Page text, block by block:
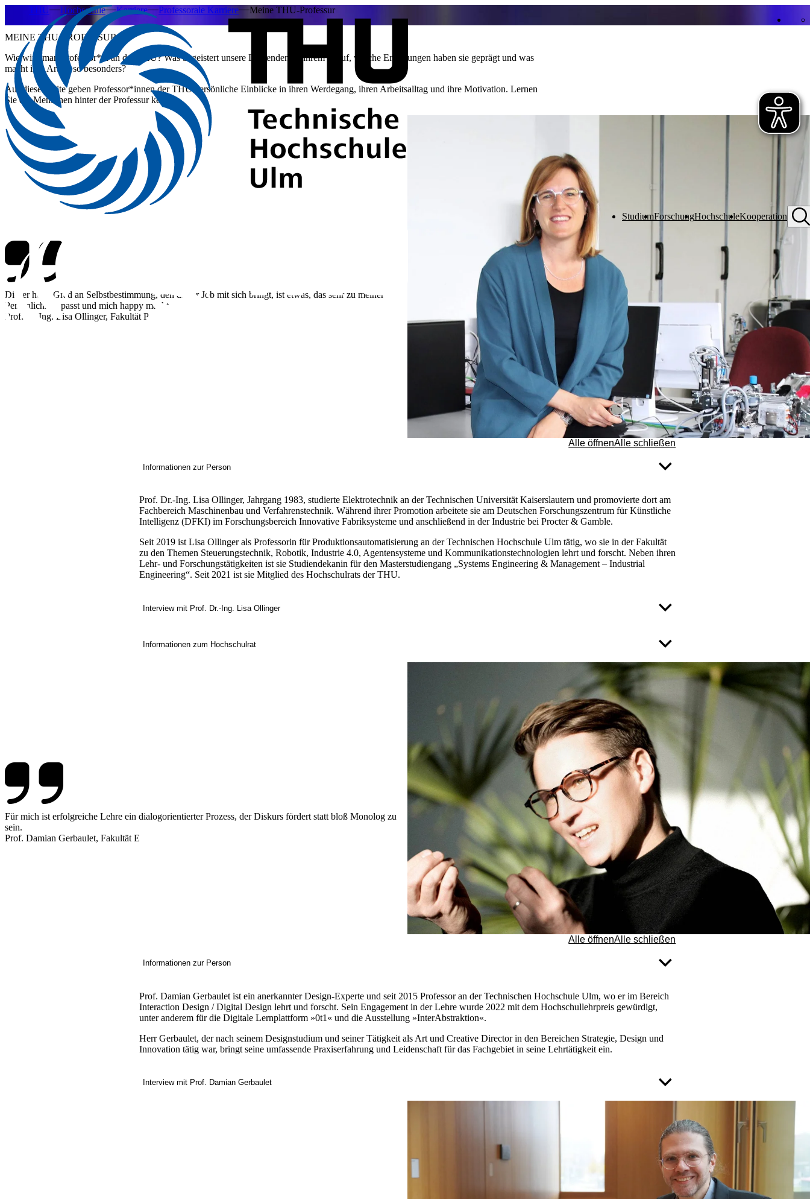
StudiumForschungHochschuleKooperation
THU Hochschule Karriere Professorale Karriere Meine THU-Professur
MEINE THU-PROFESSUR
Wie wird man Professor*in an der THU? Was begeistert unsere Lehrenden an ihrem Beruf, welche Erfahrungen haben sie geprägt und was
macht ihre Arbeit so besonders?
Auf dieser Seite geben Professor*innen der THU persönliche Einblicke in ihren Werdegang, ihren Arbeitsalltag und ihre Motivation. Lernen
Sie die Menschen hinter der Professur kennen.
Dieser hohe Grad an Selbstbestimmung, den dieser Job mit sich bringt, ist etwas, das sehr zu meiner
Persönlichkeit passt und mich happy macht.
Prof.Dr.-Ing. Lisa Ollinger, Fakultät P
Alle öffnenAlle schließen
Informationen zur Person
Prof. Dr.-Ing. Lisa Ollinger, Jahrgang 1983, studierte Elektrotechnik an der Technischen Universität Kaiserslautern und promovierte dort am
Fachbereich Maschinenbau und Verfahrenstechnik. Während ihrer Promotion arbeitete sie am Deutschen Forschungszentrum für Künstliche
Intelligenz (DFKI) im Forschungsbereich Innovative Fabriksysteme und anschließend in der Industrie bei Procter & Gamble.
Seit 2019 ist Lisa Ollinger als Professorin für Produktionsautomatisierung an der Technischen Hochschule Ulm tätig, wo sie in der Fakultät
zu den Themen Steuerungstechnik, Robotik, Industrie 4.0, Agentensysteme und Kommunikationstechnologien lehrt und forscht. Neben ihren
Lehr- und Forschungstätigkeiten ist sie Studiendekanin für den Masterstudiengang „Systems Engineering & Management – Industrial
Engineering“. Seit 2021 ist sie Mitglied des Hochschulrats der THU.
Interview mit Prof. Dr.-Ing. Lisa Ollinger
Informationen zum Hochschulrat
Für mich ist erfolgreiche Lehre ein dialogorientierter Prozess, der Diskurs fördert statt bloß Monolog zu
sein.
Prof. Damian Gerbaulet, Fakultät E
Alle öffnenAlle schließen
Informationen zur Person
Prof. Damian Gerbaulet ist ein anerkannter Design-Experte und seit 2015 Professor an der Technischen Hochschule Ulm, wo er im Bereich
Interaction Design / Digital Design lehrt und forscht. Sein Engagement in der Lehre wurde 2022 mit dem Hochschullehrpreis gewürdigt,
unter anderem für die Digitale Lernplattform »0t1« und die Ausstellung »InterAbstraktion«.
Herr Gerbaulet, der nach seinem Designstudium und seiner Tätigkeit als Art und Creative Director in den Bereichen Strategie, Design und
Innovation tätig war, bringt seine umfassende Praxiserfahrung und Leidenschaft für das Fachgebiet in seine Lehrtätigkeit ein.
Interview mit Prof. Damian Gerbaulet